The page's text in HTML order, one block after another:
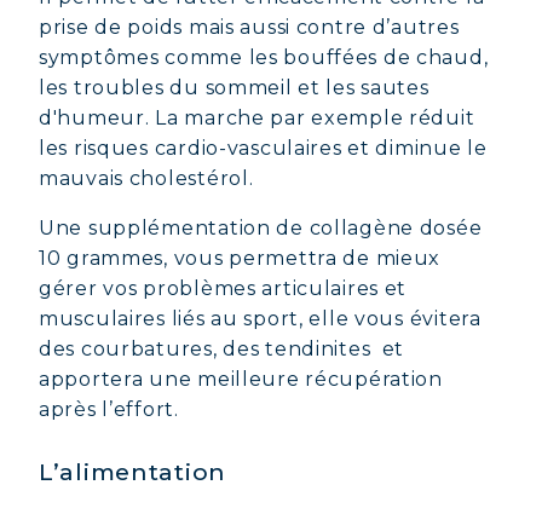
prise de poids mais aussi contre d’autres
symptômes comme les bouffées de chaud,
les troubles du sommeil et les sautes
d'humeur. La marche par exemple réduit
les risques cardio-vasculaires et diminue le
mauvais cholestérol.
Une supplémentation de collagène dosée
10 grammes, vous permettra de mieux
gérer vos problèmes articulaires et
musculaires liés au sport, elle vous évitera
des courbatures, des tendinites et
apportera une meilleure récupération
après l’effort.
L’alimentation